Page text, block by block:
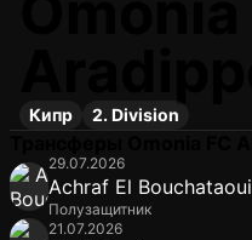
Кипр 2. Division
29.07.2026
Achraf El Bouchataoui
Полузащитник
21.07.2026